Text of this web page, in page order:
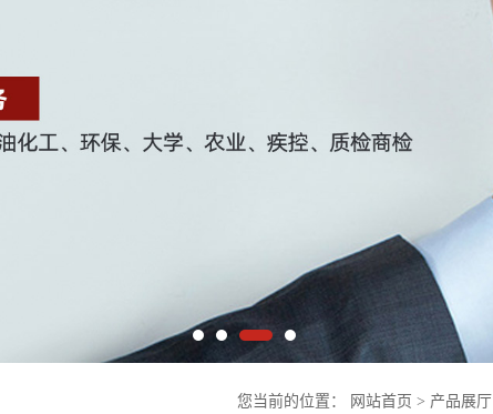
您当前的位置： 网站首页 > 产品展厅